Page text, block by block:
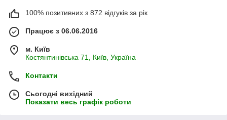
100% позитивних з 872 відгуків за рік
Працює з 06.06.2016
м. Київ
Костянтинівська 71, Київ, Україна
Контакти
Сьогодні вихідний
Показати весь графік роботи